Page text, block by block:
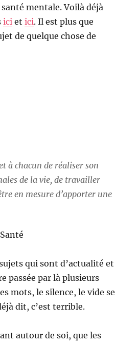
mentale. Voilà déjà
ici et ici. Il est plus que
de quelque chose de
à chacun de réaliser son
de la vie, de travailler
en mesure d’apporter une
qui sont d’actualité et
passée par là plusieurs
mots, le silence, le vide se
dit, c’est terrible.
autour de soi, que les